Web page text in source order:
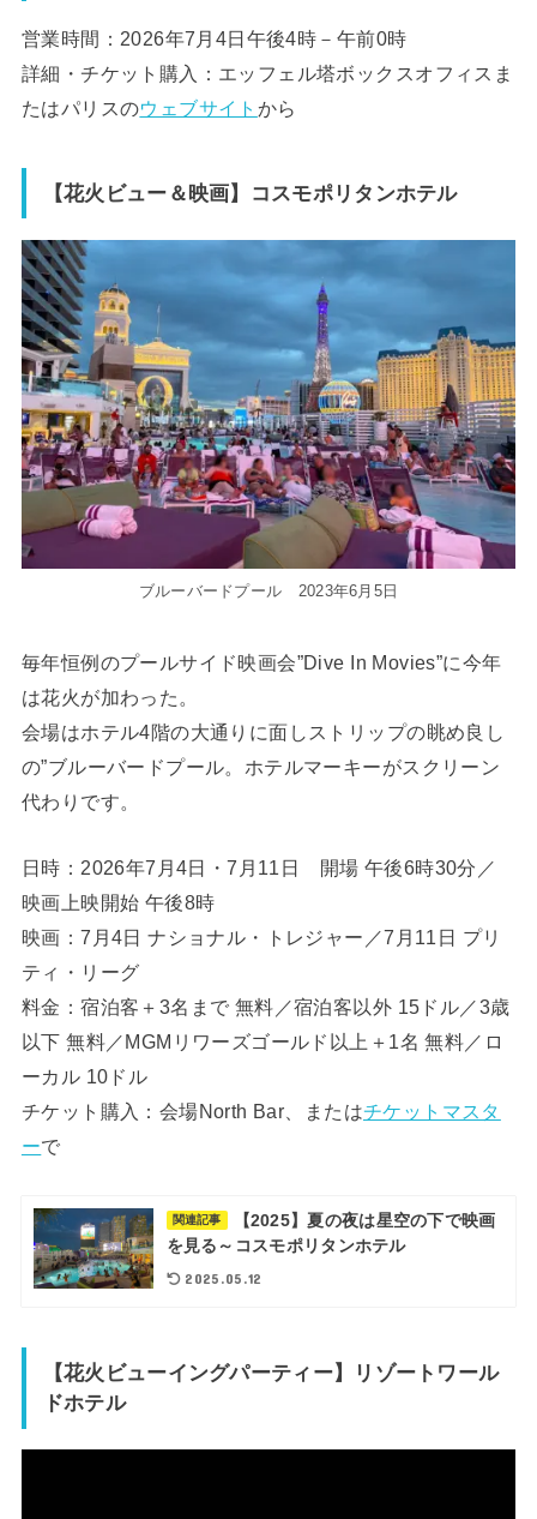
営業時間：2026年7月4日午後4時－午前0時
詳細・チケット購入：エッフェル塔ボックスオフィスま
たはパリスのウェブサイト から
【花火ビュー＆映画】コスモポリタンホテル
ブルーバードプール 2023年6月5日
毎年恒例のプールサイド映画会”Dive In Movies”に今年
は花火が加わった。
会場はホテル4階の大通りに面しストリップの眺め良し
の”ブルーバードプール。ホテルマーキーがスクリーン
代わりです。
日時：2026年7月4日・7月11日 開場 午後6時30分／
映画上映開始 午後8時
映画：7月4日 ナショナル・トレジャー／7月11日 プリ
ティ・リーグ
料金：宿泊客＋3名まで 無料／宿泊客以外 15ドル／3歳
以下 無料／MGMリワーズゴールド以上＋1名 無料／ロ
ーカル 10ドル
チケット購入：会場North Bar、またはチケットマスタ
ーで
関連記事
【2025】夏の夜は星空の下で映画
を見る～コスモポリタンホテル
2025.05.12
【花火ビューイングパーティー】リゾートワール
ドホテル